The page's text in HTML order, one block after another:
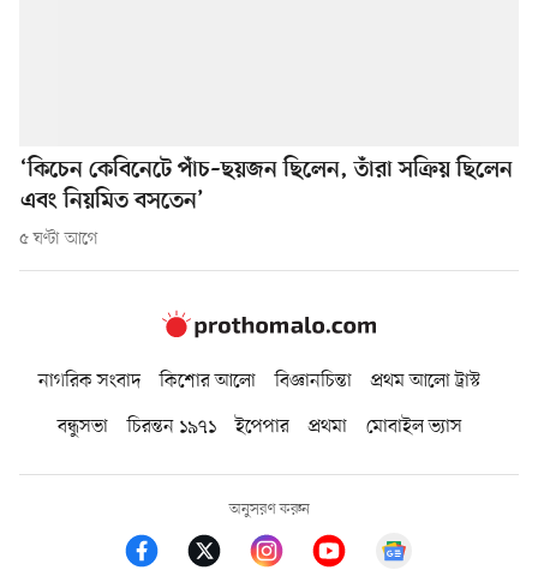
‘কিচেন কেবিনেটে পাঁচ–ছয়জন ছিলেন, তাঁরা সক্রিয় ছিলেন
এবং নিয়মিত বসতেন’
৫ ঘণ্টা আগে
নাগরিক সংবাদ কিশোর আলো বিজ্ঞানচিন্তা
প্রথম আলো ট্রাস্ট
বন্ধুসভা
চিরন্তন ১৯৭১ ইপেপার প্রথমা মোবাইল ভ্যাস
অনুসরণ করুন